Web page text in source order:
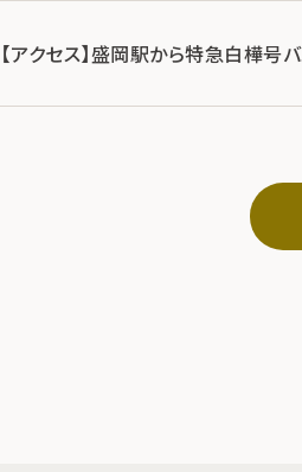
【アクセス】盛岡駅から特急白樺